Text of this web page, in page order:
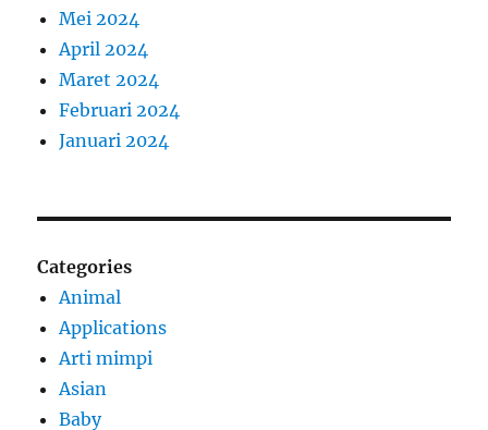
Mei 2024
April 2024
Maret 2024
Februari 2024
Januari 2024
Categories
Animal
Applications
Arti mimpi
Asian
Baby